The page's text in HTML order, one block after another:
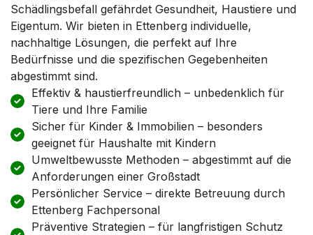
Schädlingsbefall gefährdet Gesundheit, Haustiere und
Eigentum. Wir bieten in Ettenberg individuelle,
nachhaltige Lösungen, die perfekt auf Ihre
Bedürfnisse und die spezifischen Gegebenheiten
abgestimmt sind.
Effektiv & haustierfreundlich – unbedenklich für
Tiere und Ihre Familie
Sicher für Kinder & Immobilien – besonders
geeignet für Haushalte mit Kindern
Umweltbewusste Methoden – abgestimmt auf die
Anforderungen einer Großstadt
Persönlicher Service – direkte Betreuung durch
Ettenberg Fachpersonal
Präventive Strategien – für langfristigen Schutz